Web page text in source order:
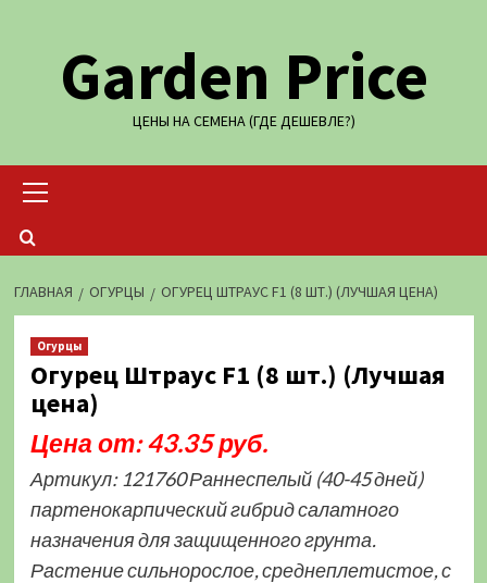
содержимомуGarden Price
ЦЕНЫ НА СЕМЕНА (ГДЕ ДЕШЕВЛЕ?)
меню
ГЛАВНАЯ ОГУРЦЫ ОГУРЕЦ ШТРАУС F1 (8 ШТ.) (ЛУЧШАЯ ЦЕНА)
Огурцы
Огурец Штраус F1 (8 шт.) (Лучшая
цена)
Цена от: 43.35 руб.
Артикул: 121760 Раннеспелый (40-45 дней)
партенокарпический гибрид салатного
назначения для защищенного грунта.
Растение сильнорослое, среднеплетистое, с